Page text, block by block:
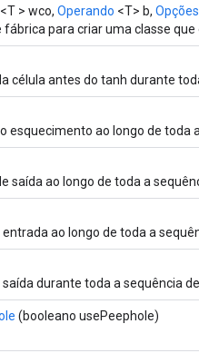
<T > wco, Operando <T> b,
fábrica para criar uma classe
célula antes do tanh durante
esquecimento ao longo de toda
saída ao longo de toda a
ao longo de toda a
durante toda a sequência
(booleano usePeephole)